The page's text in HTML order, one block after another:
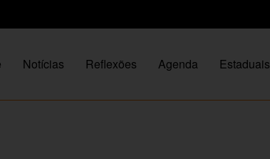
Notícias Reflexões Agenda Estaduais